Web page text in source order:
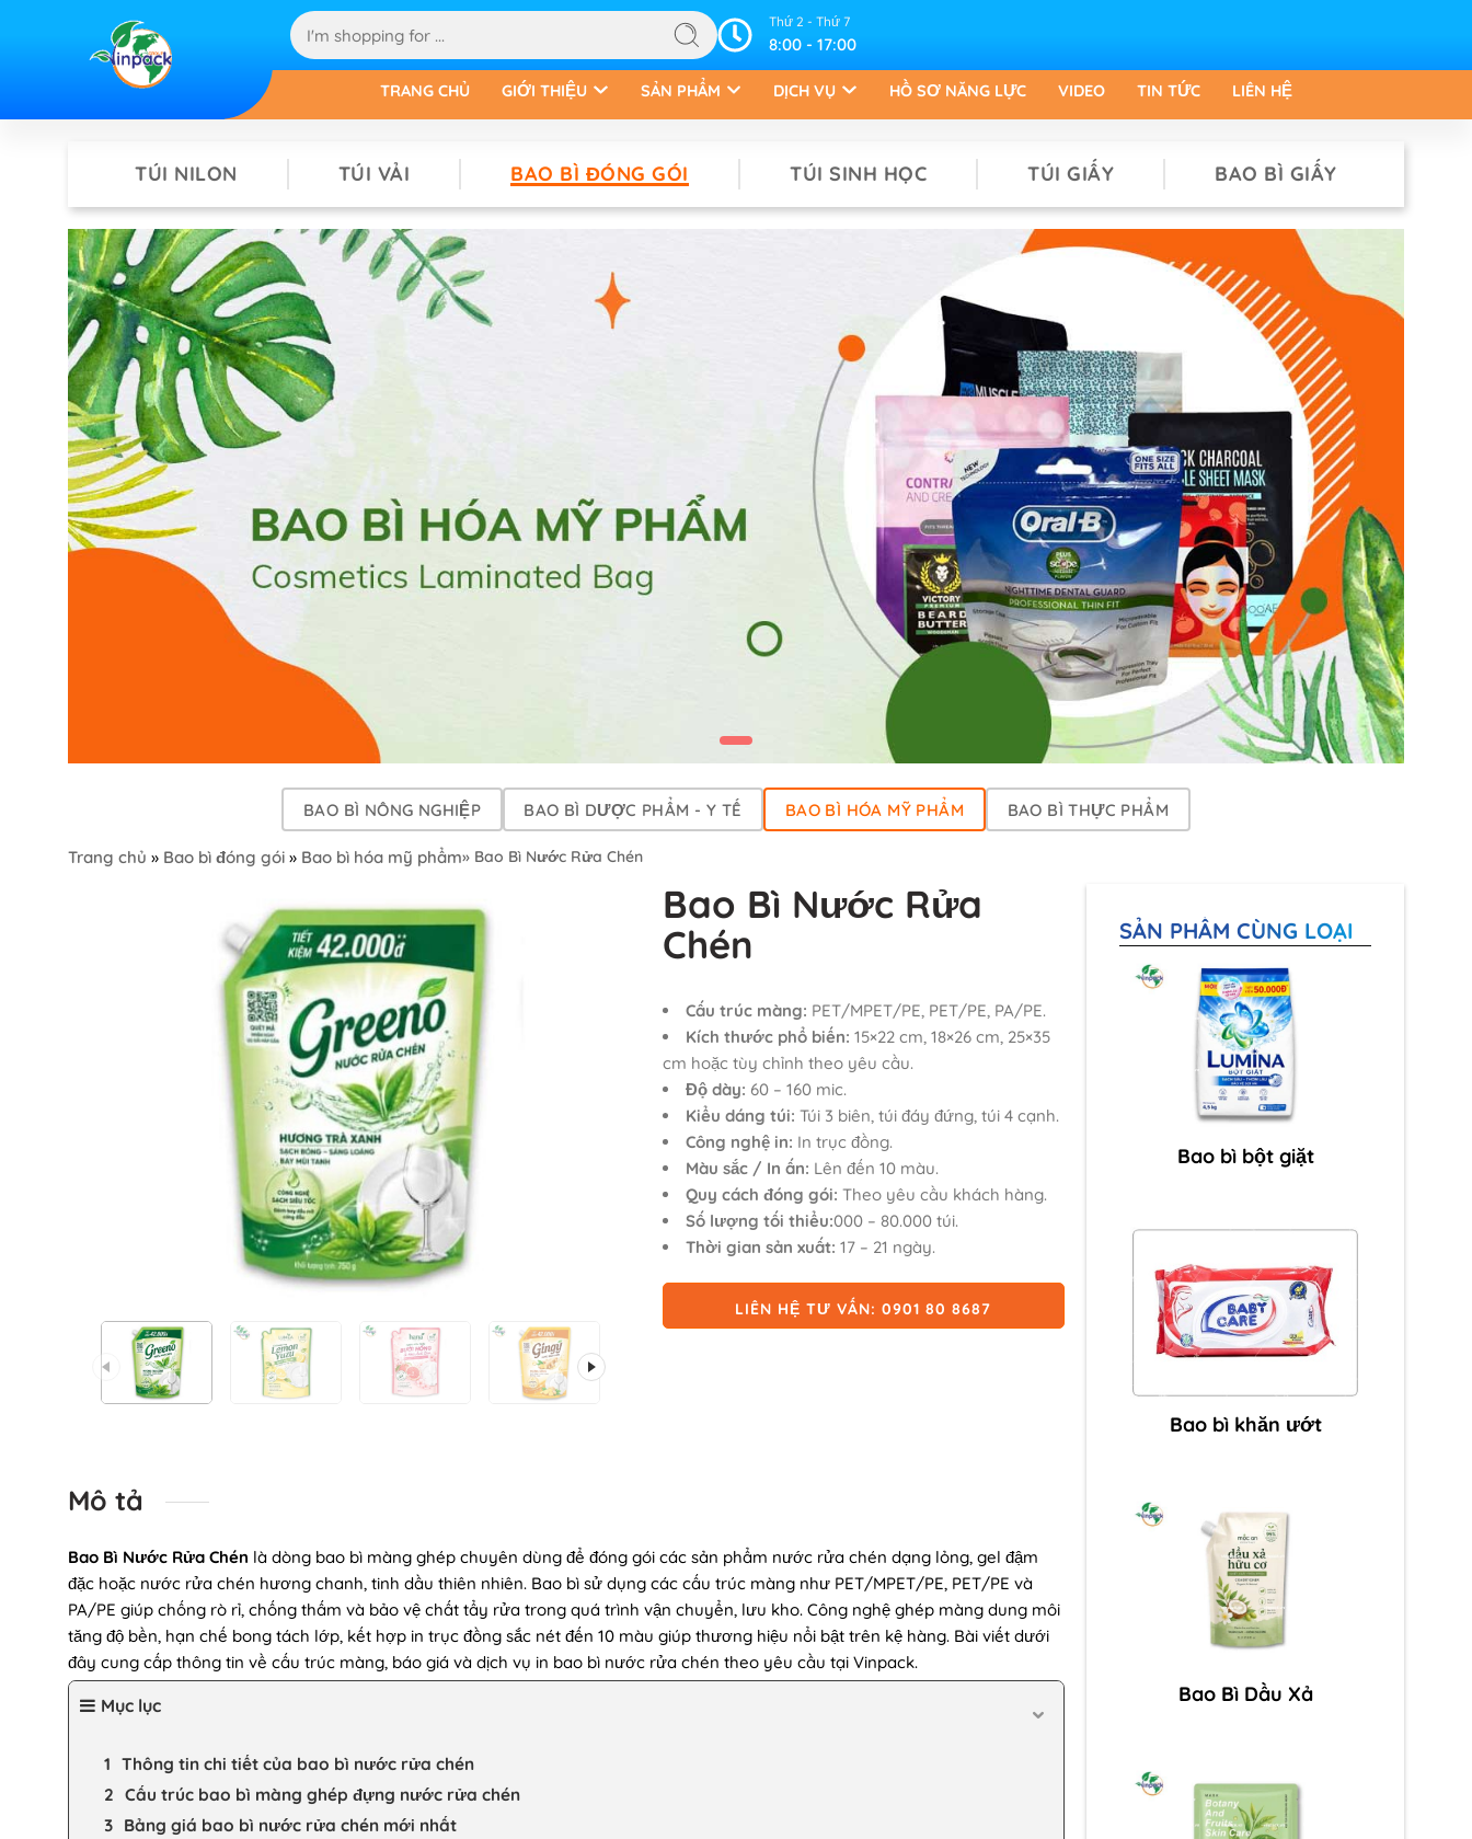
Thứ 2 - Thứ 7
8:00 - 17:00
TRANG CHỦ GIỚI THIỆU SẢN PHẨM DỊCH VỤ HỒ SƠ NĂNG LỰC VIDEO TIN TỨC LIÊN HỆ
TÚI NILON TÚI VẢI BAO BÌ ĐÓNG GÓI TÚI SINH HỌC TÚI GIẤY BAO BÌ GIẤY
BAO BÌ NÔNG NGHIỆP BAO BÌ DƯỢC PHẨM - Y TẾ BAO BÌ HÓA MỸ PHẨM BAO BÌ THỰC PHẨM
Trang chủ » Bao bì đóng gói » Bao bì hóa mỹ phẩm» Bao Bì Nước Rửa Chén
Bao Bì Nước Rửa
Chén
Cấu trúc màng: PET/MPET/PE, PET/PE, PA/PE.
Kích thước phổ biến: 15×22 cm, 18×26 cm, 25×35
cm hoặc tùy chỉnh theo yêu cầu.
Độ dày: 60 – 160 mic.
Kiểu dáng túi: Túi 3 biên, túi đáy đứng, túi 4 cạnh.
Công nghệ in: In trục đồng.
Màu sắc / In ấn: Lên đến 10 màu.
Quy cách đóng gói: Theo yêu cầu khách hàng.
Số lượng tối thiểu:000 – 80.000 túi.
Thời gian sản xuất: 17 – 21 ngày.
LIÊN HỆ TƯ VẤN: 0901 80 8687
Mô tả
Bao Bì Nước Rửa Chén là dòng bao bì màng ghép chuyên dùng để đóng gói các sản phẩm nước rửa chén dạng lỏng, gel đậm
đặc hoặc nước rửa chén hương chanh, tinh dầu thiên nhiên. Bao bì sử dụng các cấu trúc màng như PET/MPET/PE, PET/PE và
PA/PE giúp chống rò rỉ, chống thấm và bảo vệ chất tẩy rửa trong quá trình vận chuyển, lưu kho. Công nghệ ghép màng dung môi
tăng độ bền, hạn chế bong tách lớp, kết hợp in trục đồng sắc nét đến 10 màu giúp thương hiệu nổi bật trên kệ hàng. Bài viết dưới
đây cung cấp thông tin về cấu trúc màng, báo giá và dịch vụ in bao bì nước rửa chén theo yêu cầu tại Vinpack.
Mục lục
Thông tin chi tiết của bao bì nước rửa chén
Cấu trúc bao bì màng ghép đựng nước rửa chén
Bảng giá bao bì nước rửa chén mới nhất
SẢN PHẨM CÙNG LOẠI
Bao bì bột giặt
Bao bì khăn ướt
Bao Bì Dầu Xả